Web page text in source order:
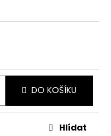
DO KOŠÍKU
Hlídat